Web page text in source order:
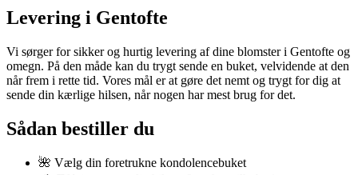
Levering i Gentofte
Vi sørger for sikker og hurtig levering af dine blomster i Gentofte og
omegn. På den måde kan du trygt sende en buket, velvidende at den
når frem i rette tid. Vores mål er at gøre det nemt og trygt for dig at
sende din kærlige hilsen, når nogen har mest brug for det.
Sådan bestiller du
🌺 Vælg din foretrukne kondolencebuket